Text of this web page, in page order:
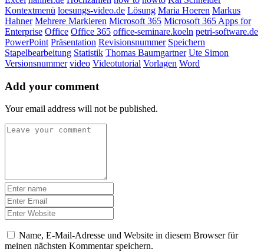
Kontextmenü loesungs-video.de Lösung Maria Hoeren Markus
Hahner Mehrere Markieren Microsoft 365 Microsoft 365 Apps for
Enterprise Office Office 365 office-seminare.koeln petri-software.de
PowerPoint Präsentation Revisionsnummer Speichern
Stapelbearbeitung Statistik Thomas Baumgartner Ute Simon
Versionsnummer video Videotutorial Vorlagen Word
Add your comment
Your email address will not be published.
Name, E-Mail-Adresse und Website in diesem Browser für
meinen nächsten Kommentar speichern.